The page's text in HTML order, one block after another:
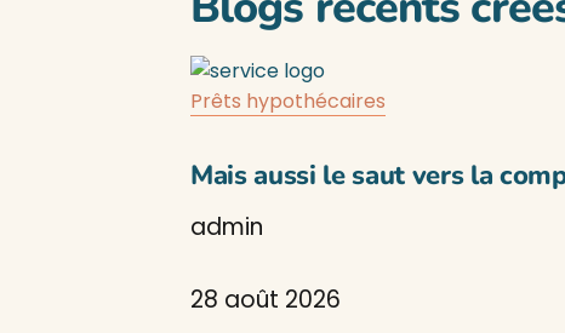
Prêts hypothécaires
Mais aussi le saut vers la
admin
28 août 2026